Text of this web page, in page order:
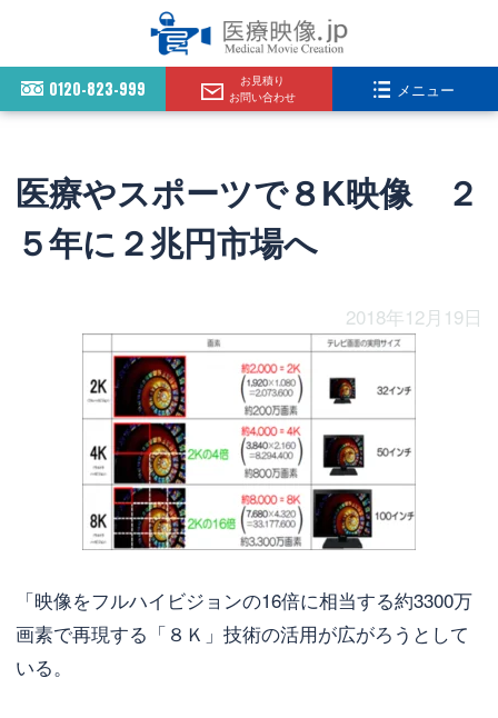
0120-823-999
お見積り
お問い合わせ
メニュー
医療やスポーツで８K映像 ２
５年に２兆円市場へ
2018年12月19日
「映像をフルハイビジョンの16倍に相当する約3300万
画素で再現する「８Ｋ」技術の活用が広がろうとして
いる。